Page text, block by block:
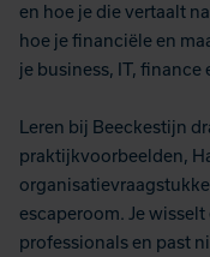
en hoe je die vertaalt
hoe je financiële en
je business, IT,
Leren bij Beeckestijn
praktijkvoorbeelden,
escaperoom. Je
professionals en past